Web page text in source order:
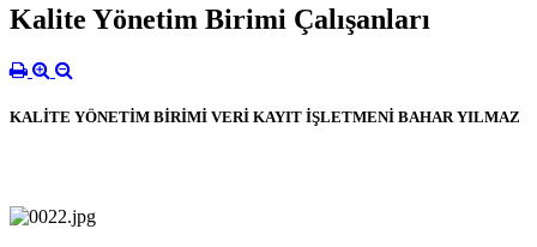
Kalite Yönetim Birimi Çalışanları
KALİTE YÖNETİM BİRİMİ VERİ KAYIT İŞLETMENİ BAHAR YILMAZ